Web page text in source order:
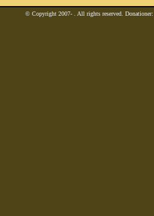
© Copyright 2007- . All rights reserved.